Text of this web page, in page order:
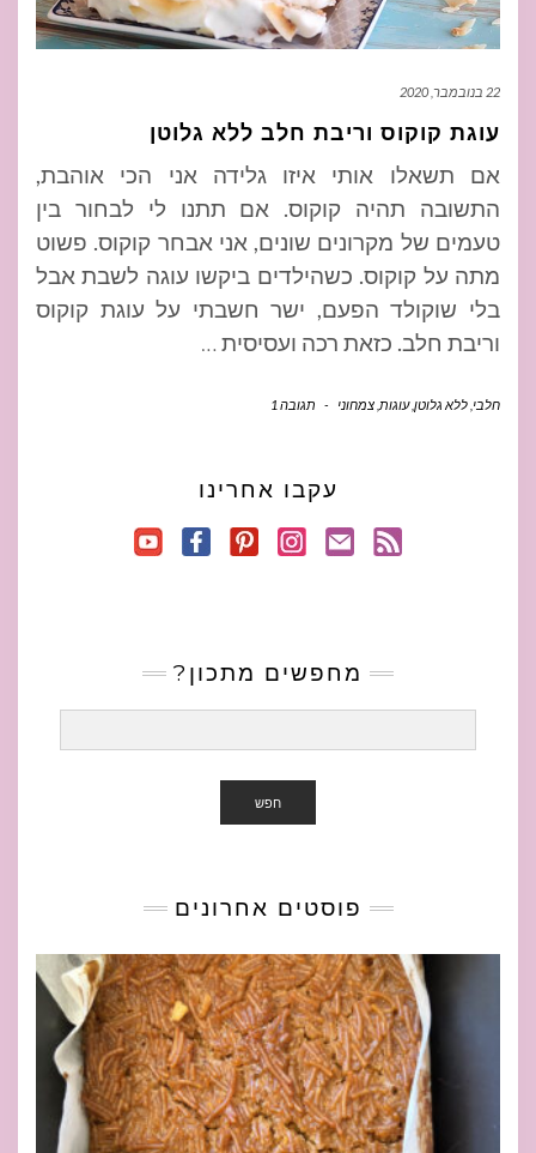
22 בנובמבר, 2020
עוגת קוקוס וריבת חלב ללא גלוטן
אם תשאלו אותי איזו גלידה אני הכי אוהבת,
התשובה תהיה קוקוס. אם תתנו לי לבחור בין
טעמים של מקרונים שונים, אני אבחר קוקוס. פשוט
מתה על קוקוס. כשהילדים ביקשו עוגה לשבת אבל
בלי שוקולד הפעם, ישר חשבתי על עוגת קוקוס
וריבת חלב. כזאת רכה ועסיסית
חלבי ללא גלוטן ,עוגות צמחוני - תגובה 1
עקבו אחרינו
מחפשים מתכון?
חפש
פוסטים אחרונים